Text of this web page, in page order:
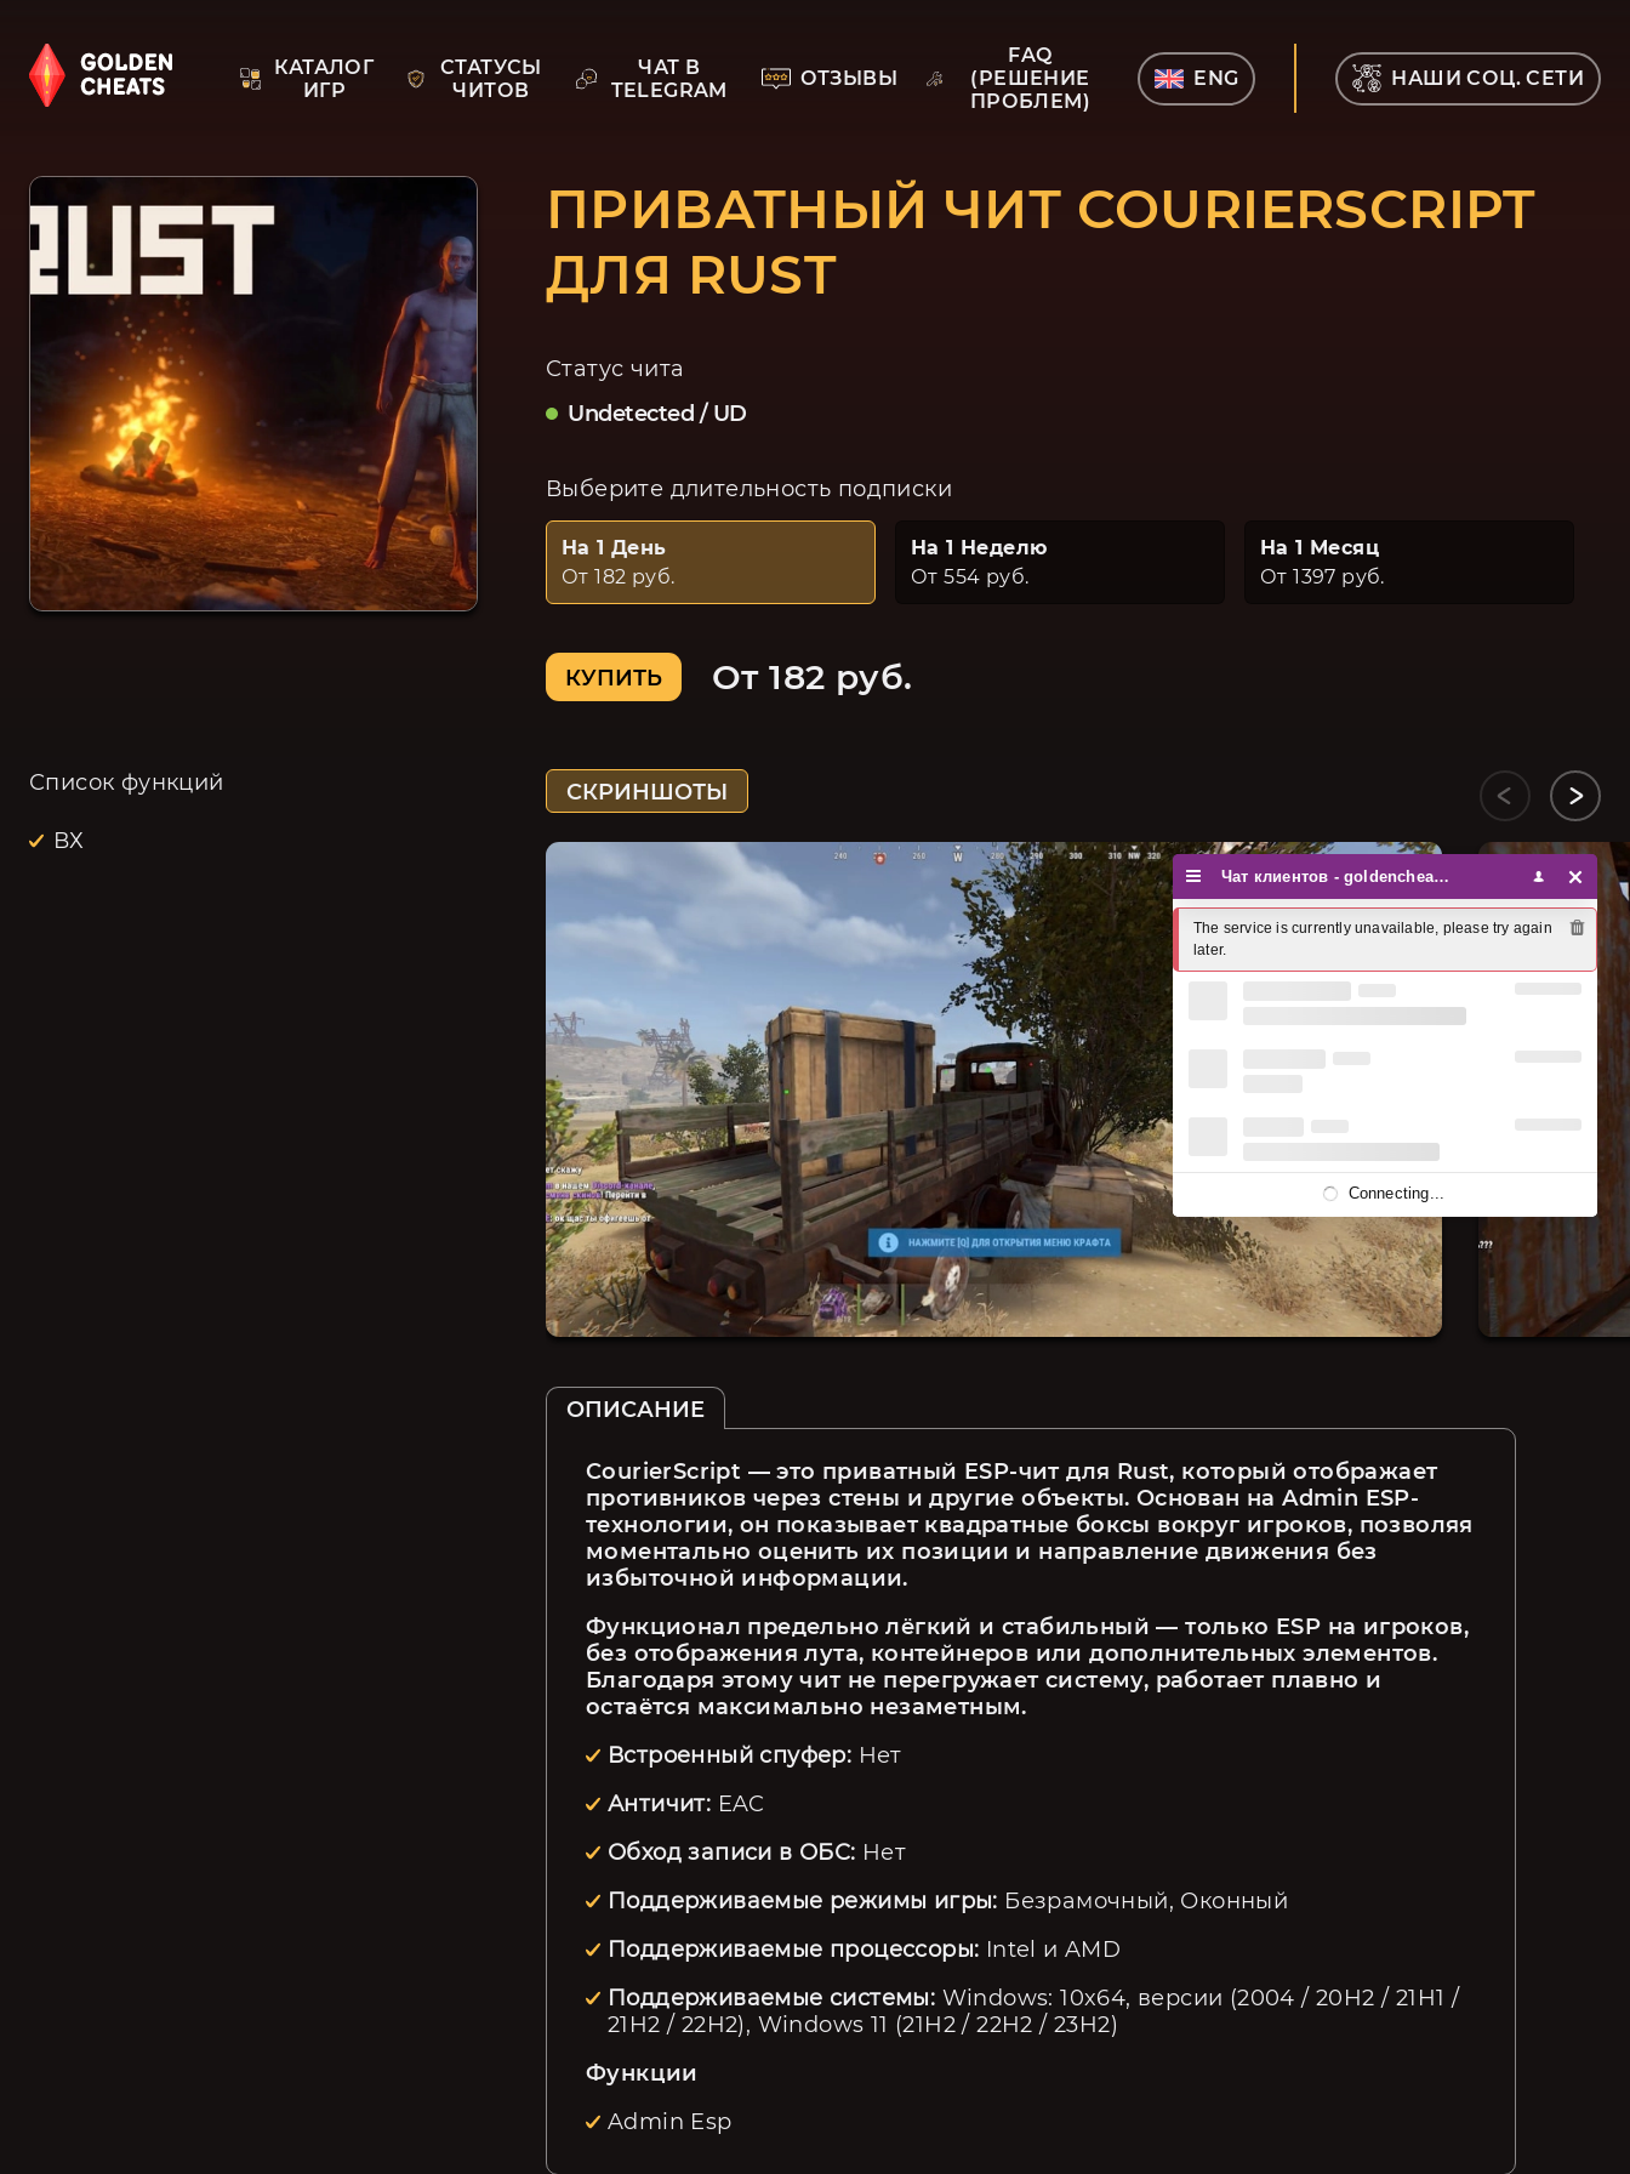
КАТАЛОГ
ИГР
СТАТУСЫ
ЧИТОВ
ЧАТ В
TELEGRAM
ОТЗЫВЫ
FAQ
(РЕШЕНИЕ
ПРОБЛЕМ)
ENG НАШИ СОЦ. СЕТИ
ПРИВАТНЫЙ ЧИТ COURIERSCRIPT
ДЛЯ RUST
Статус чита
Undetected / UD
Выберите длительность подписки
На 1 День
От 182 руб.
На 1 Неделю
От 554 руб.
На 1 Месяц
От 1397 руб.
КУПИТЬ От 182 руб.
Список функций
ВХ
СКРИНШОТЫ
ОПИСАНИЕ
CourierScript — это приватный ESP-чит для Rust, который отображает
противников через стены и другие объекты. Основан на Admin ESP-
технологии, он показывает квадратные боксы вокруг игроков, позволяя
моментально оценить их позиции и направление движения без
избыточной информации.
Функционал предельно лёгкий и стабильный — только ESP на игроков,
без отображения лута, контейнеров или дополнительных элементов.
Благодаря этому чит не перегружает систему, работает плавно и
остаётся максимально незаметным.
Встроенный спуфер: Нет
Античит: EAC
Обход записи в ОБС: Нет
Поддерживаемые режимы игры: Безрамочный, Оконный
Поддерживаемые процессоры: Intel и AMD
Поддерживаемые системы: W indows : 10x64, версии (2004 / 20H2 / 21H1 /
21H2 / 22H2), Windows 11 (21H2 / 22H2 / 23H2)
Функции
Admin Esp
Чат клиентов - goldencheats
The service is currently unavailable, please try again
later.
Connecting...